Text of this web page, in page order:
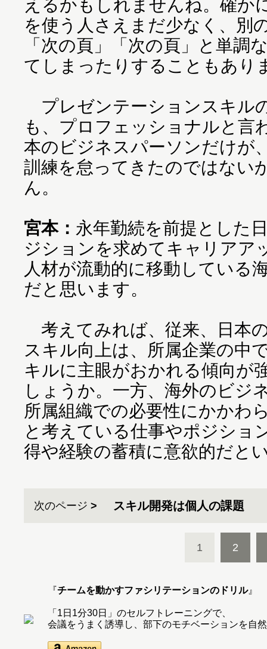
えるかもしれませんね。確か
を使う人さえまだ少なく、別
「次の頁」「次の頁」と単調
てしまったりすることもあり
プレゼンテーションスキル
も、プロフェッショナルと言
本のビジネスパーソンだけが
訓練を怠ってきたのではない
ん。
宮本： 永年勤続を前提とした
ジションを求めてキャリアア
人材が流動的に移動している
だと思います。
考えてみれば、従来、日本
スキル向上は、所属企業の中
キルに主眼がおかれる傾向が
しょうか。一方、海外のビジ
所属組織での必要性にかかわ
と考えている仕事やポジショ
得や経験の蓄積に意欲的だと
次のページ スキル開発は個人の課題
1 2
『チームを動かすファシリテーションのドリル』
「1日1分30日」のセルフトレーニングで、
会議をうまく誘導し、部下のモチベーションを自